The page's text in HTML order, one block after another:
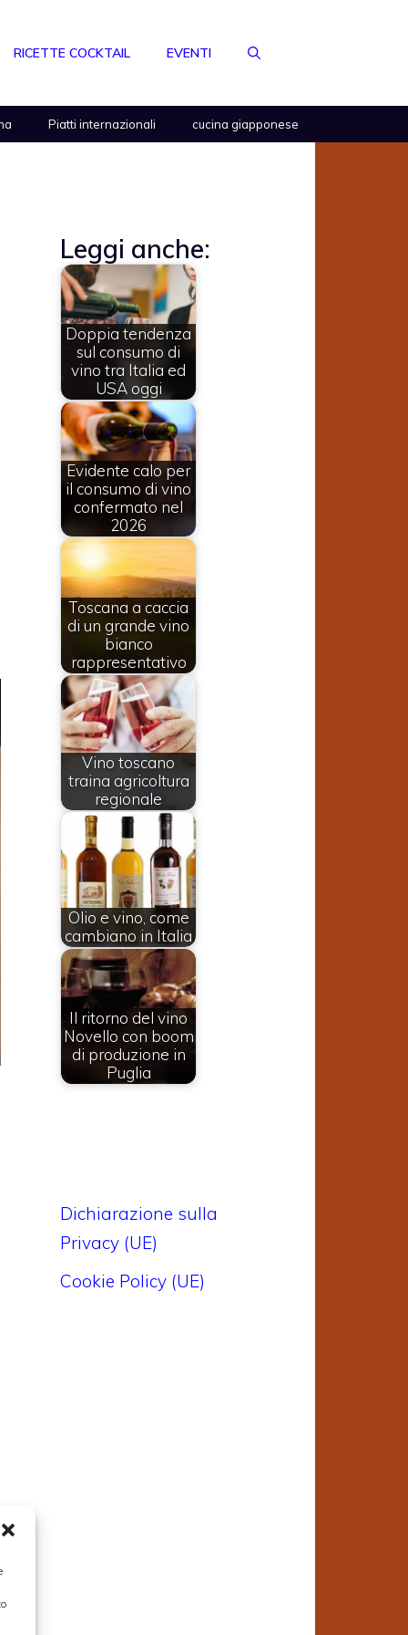
RICETTE COCKTAIL EVENTI
Piatti internazionali cucina giapponese
Leggi anche:
Doppia tendenza
sul consumo di
vino tra Italia ed
USA oggi
Evidente calo per
il consumo di vino
confermato nel
2026
Toscana a caccia
di un grande vino
bianco
rappresentativo
Vino toscano
traina agricoltura
regionale
Olio e vino, come
cambiano in Italia
Il ritorno del vino
Novello con boom
di produzione in
Puglia
Dichiarazione sulla
Privacy (UE)
Cookie Policy (UE)